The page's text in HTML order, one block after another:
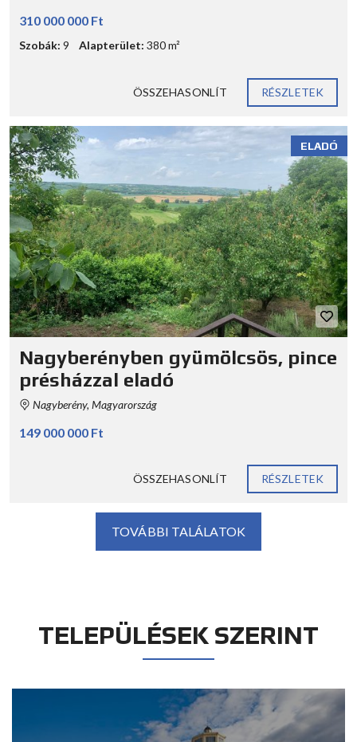
310 000 000 Ft
Szobák: 9 Alapterület: 380 m²
ÖSSZEHASONLÍT RÉSZLETEK
ELADÓ
Nagyberényben gyümölcsös, pince
présházzal eladó
Nagyberény, Magyarország
149 000 000 Ft
ÖSSZEHASONLÍT RÉSZLETEK
TOVÁBBI TALÁLATOK
TELEPÜLÉSEK SZERINT